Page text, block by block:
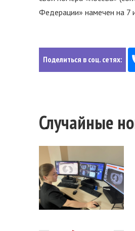
Федерации» намечен на 7
Поделиться в соц. сетях:
Случайные